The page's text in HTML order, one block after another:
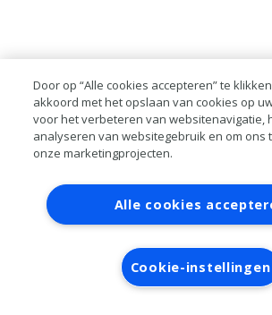
Contact Account aanvragen
RAI bestanden
Privacy
Verwerkersovereenkomst
Door op “Alle cookies accepteren” te
akkoord met het opslaan van cookies op
voor het verbeteren van websitenavigatie,
analyseren van websitegebruik en om ons
onze marketingprojecten.
Alle cookies
Cookie-instellingen